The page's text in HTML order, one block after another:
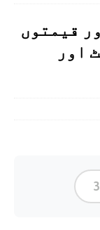
قیمتوں
اور
3